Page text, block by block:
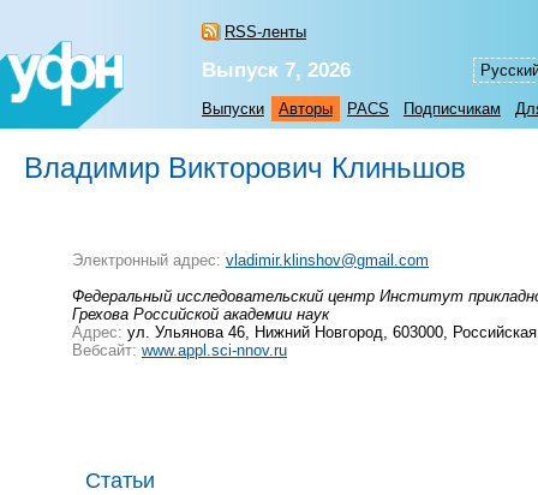
RSS-ленты
Выпуск 7, 2026
Выпуски Авторы PACS Подписчикам
Владимир Викторович Клиньшов
Электронный адрес: vladimir.klinshov@gmail.com
Федеральный исследовательский центр Институт
Грехова Российской академии наук
Адрес: ул. Ульянова 46, Нижний Новгород, 603000,
Вебсайт: www.appl.sci-nnov.ru
Статьи